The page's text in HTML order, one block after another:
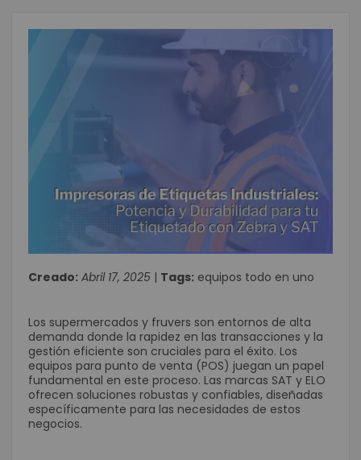
Creado: Abril 17, 2025 | Tags: equipos todo en uno
Los supermercados y fruvers son entornos de alta
demanda donde la rapidez en las transacciones y la
gestión eficiente son cruciales para el éxito. Los
equipos para punto de venta (POS) juegan un papel
fundamental en este proceso. Las marcas SAT y ELO
ofrecen soluciones robustas y confiables, diseñadas
específicamente para las necesidades de estos
negocios.